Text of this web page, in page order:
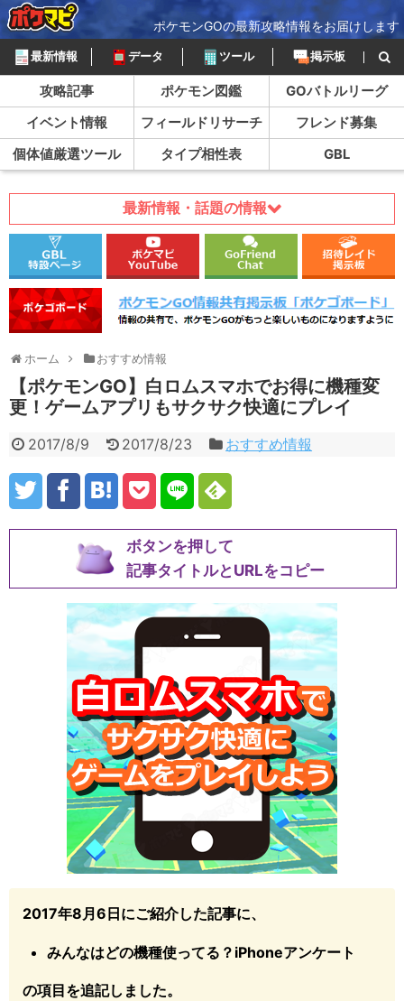
ポケモンGOの最新攻略情報をお届けします
最新情報 データ ツール 掲示板
攻略記事 ポケモン図鑑
GOバトルリーグ
イベント情報
フィールドリサーチ
フレンド募集
個体値厳選ツール
タイプ相性表 GBL
最新情報・話題の情報
ホーム おすすめ情報
【ポケモンGO】白ロムスマホでお得に機種変
更！ゲームアプリもサクサク快適にプレイ
2017/8/9 2017/8/23 おすすめ情報
ボタンを押して
記事タイトルとURLをコピー
2017年8月6日にご紹介した記事に、
みんなはどの機種使ってる？iPhoneアンケート
の項目を追記しました。